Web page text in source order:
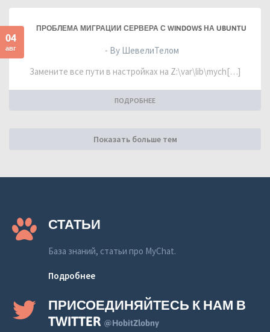
04
авг
ПРОБЛЕМА МИГРАЦИИ СЕРВЕРА С WINDOWS НА UBUNTU
- By ШевелиТелом
Замените все пути в настройках на Z:\var\lib\mych[…]
ПОДРОБНЕЕ
Показать больше тем
СТАТЬИ
База знаний, статьи про MyChat.
Подробнее
ПРИСОЕДИНЯЙТЕСЬ К НАМ В
TWITTER @HobitZlobny